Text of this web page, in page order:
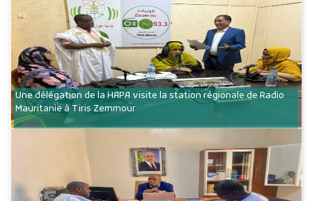
Une délégation de la HAPA visite la station régionale de Radio
Mauritanie à Tiris Zemmour